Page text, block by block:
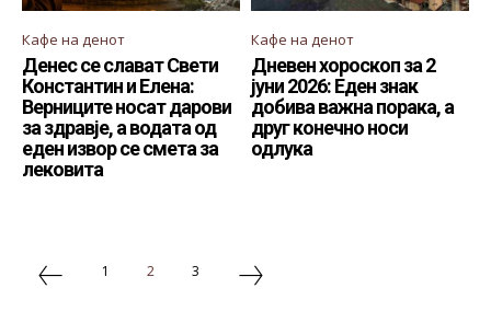
Кафе на денот
Денес се слават Свети
Константин и Елена:
Верниците носат дарови
за здравје, а водата од
еден извор се смета за
лековита
Кафе на денот
Дневен хороскоп за 2
јуни 2026: Еден знак
добива важна порака, а
друг конечно носи
одлука
1 2 3